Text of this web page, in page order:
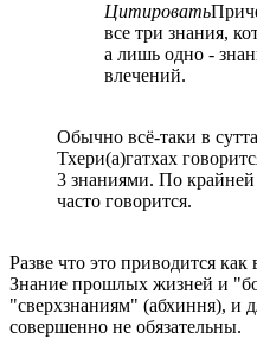
Цитировать
все три знания,
а лишь одно -
влечений.
Обычно всё-таки в
Тхери(а)гатхах
3 знаниями. По крайней
часто говорится.
Разве что это приводится
Знание прошлых жизней и
"сверхзнаниям" (абхиння), и
совершенно не обязательны.